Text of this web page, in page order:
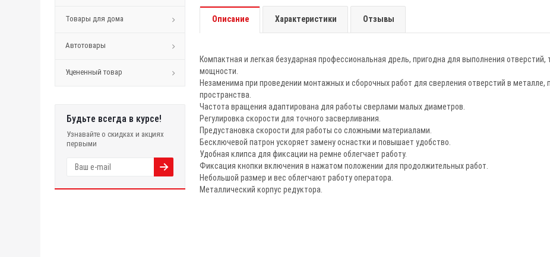
Товары для дома
Автотовары
Уцененный товар
Будьте всегда в курсе!
Узнавайте о скидках и акциях
первыми
Описание Характеристики Отзывы
Компактная и легкая безударная профессиональная дрель, пригодна для выполнения
мощности.
Незаменима при проведении монтажных и сборочных работ для сверления отверстий в металле,
пространства.
Частота вращения адаптирована для работы сверлами малых диаметров.
Регулировка скорости для точного засверливания.
Предустановка скорости для работы со сложными материалами.
Бесключевой патрон ускоряет замену оснастки и повышает удобство.
Удобная клипса для фиксации на ремне облегчает работу.
Фиксация кнопки включения в нажатом положении для продолжительных работ.
Небольшой размер и вес облегчают работу оператора.
Металлический корпус редуктора.